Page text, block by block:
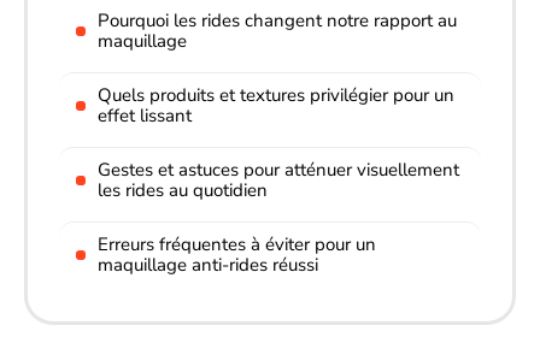
Pourquoi les rides changent notre rapport au
maquillage
Quels produits et textures privilégier pour un
effet lissant
Gestes et astuces pour atténuer visuellement
les rides au quotidien
Erreurs fréquentes à éviter pour un
maquillage anti-rides réussi